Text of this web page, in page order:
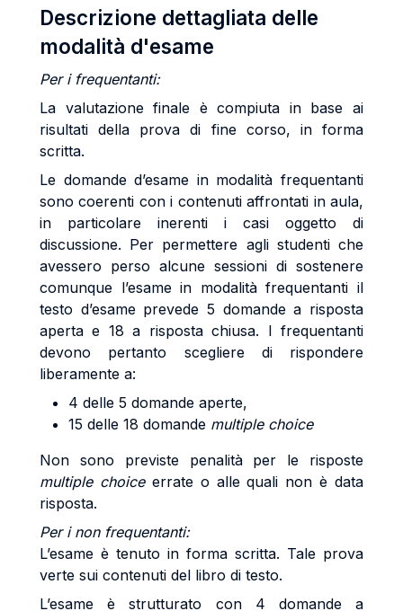
Descrizione dettagliata delle
modalità d'esame
Per i frequentanti:
La valutazione finale è compiuta in base ai
risultati della prova di fine corso, in forma
scritta.
Le domande d’esame in modalità frequentanti
sono coerenti con i contenuti affrontati in aula,
in particolare inerenti i casi oggetto di
discussione. Per permettere agli studenti che
avessero perso alcune sessioni di sostenere
comunque l’esame in modalità frequentanti il
testo d’esame prevede 5 domande a risposta
aperta e 18 a risposta chiusa. I frequentanti
devono pertanto scegliere di rispondere
liberamente a:
4 delle 5 domande aperte,
15 delle 18 domande multiple choice
Non sono previste penalità per le risposte
multiple choice errate o alle quali non è data
risposta.
Per i non frequentanti:
L’esame è tenuto in forma scritta. Tale prova
verte sui contenuti del libro di testo.
L’esame è strutturato con 4 domande a